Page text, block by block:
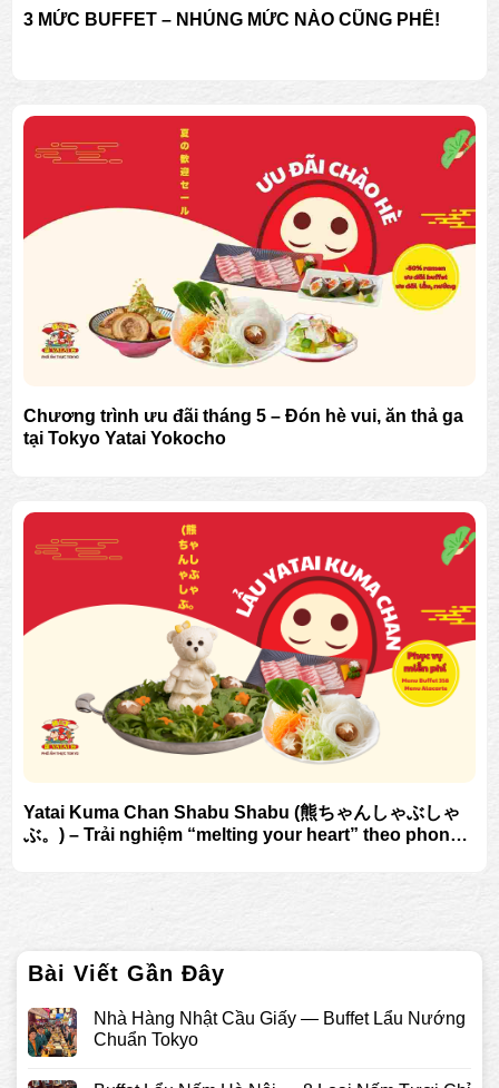
3 MỨC BUFFET – NHÚNG MỨC NÀO CŨNG PHÊ!
Chương trình ưu đãi tháng 5 – Đón hè vui, ăn thả ga
tại Tokyo Yatai Yokocho
Yatai Kuma Chan Shabu Shabu (熊ちゃんしゃぶしゃ
ぶ。) – Trải nghiệm “melting your heart” theo phong
Bài Viết Gần Đây
Nhà Hàng Nhật Cầu Giấy — Buffet Lẩu Nướng
Chuẩn Tokyo